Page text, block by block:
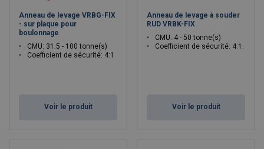
Anneau de levage VRBG-FIX
- sur plaque pour
boulonnage
CMU: 31.5 - 100 tonne(s)
Coefficient de sécurité: 4:1
Voir le produit
Anneau de levage à souder
RUD VRBK-FIX
CMU: 4 - 50 tonne(s)
Coefficient de sécurité: 4:1.
Voir le produit